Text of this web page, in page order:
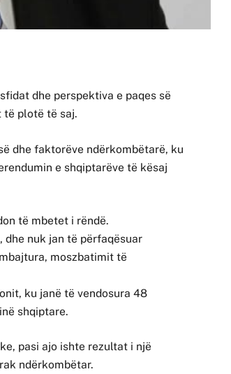
dhe perspektiva e paqes së
të plotë të saj.
dhe faktorëve ndërkombëtarë, ku
e shqiptarëve të kësaj
të mbetet i rëndë.
nuk jan të përfaqësuar
moszbatimit të
ku janë të vendosura 48
shqiptare.
pasi ajo ishte rezultat i një
ndërkombëtar.